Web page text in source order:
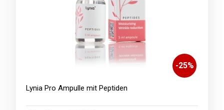
-25%
Lynia Pro Ampulle mit Peptiden